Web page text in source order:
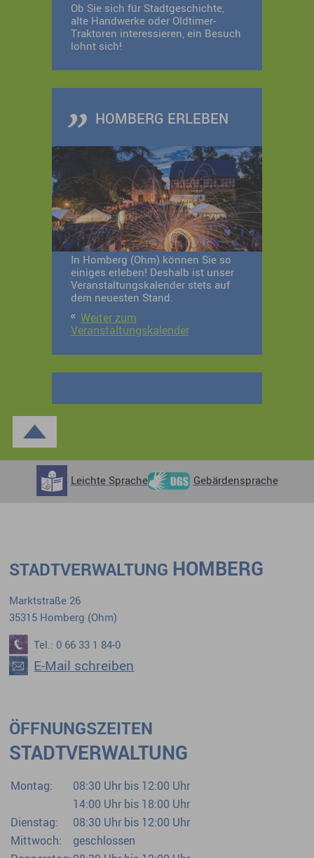
Ob Sie sich für Stadtgeschichte,
alte Handwerke oder Oldtimer-
Traktoren interessieren, ein Besuch
lohnt sich!
HOMBERG ERLEBEN
In Homberg (Ohm) können Sie so
einiges erleben! Deshalb ist unser
Veranstaltungskalender stets auf
dem neuesten Stand.
Weiter zum
Veranstaltungskalender
Leichte Sprache Gebärdensprache
STADTVERWALTUNG HOMBERG
Marktstraße 26
35315 Homberg (Ohm)
Tel.: 0 66 33 1 84-0
E-Mail schreiben
ÖFFNUNGSZEITEN
STADTVERWALTUNG
Montag:
08:30 Uhr bis 12:00 Uhr
14:00 Uhr bis 18:00 Uhr
Dienstag:
08:30 Uhr bis 12:00 Uhr
Mittwoch:
geschlossen